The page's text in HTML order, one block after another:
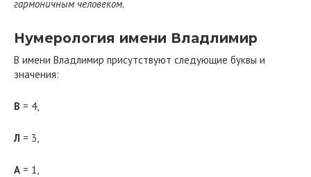
гармоничным человеком.
Нумерология имени Владлимир
В имени Владлимир присутствуют следующие буквы и
значения:
В = 4,
Л = 3,
А = 1,